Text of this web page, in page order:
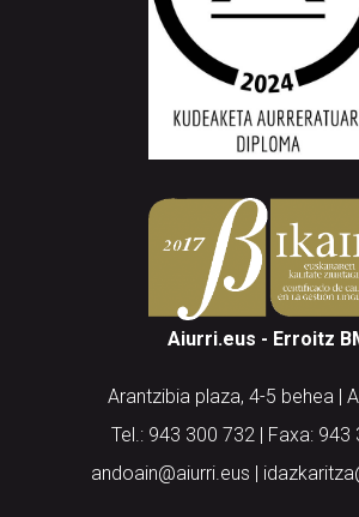
Aiurri.eus - Erroitz
Arantzibia plaza, 4-5 behea |
Tel.: 943 300 732 | Faxa: 943
andoain@aiurri.eus |